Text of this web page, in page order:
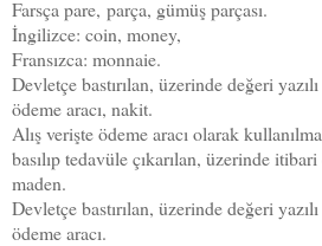
Farsça pare, parça, gümüş parçası.
İngilizce: coin, money,
Fransızca: monnaie.
Devletçe bastırılan, üzerinde değeri
ödeme aracı, nakit.
Alış verişte ödeme aracı olarak
basılıp tedavüle çıkarılan, üzerinde
maden.
Devletçe bastırılan, üzerinde değeri
ödeme aracı.